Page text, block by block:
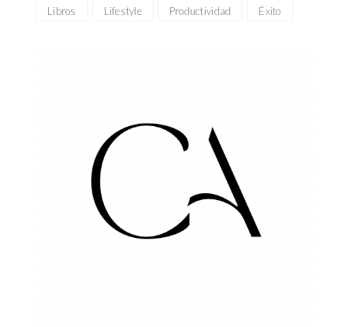
Libros Lifestyle Productividad Éxito